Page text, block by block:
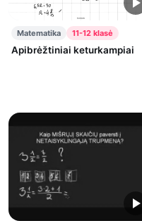
Matematika 11-12 klasė
Apibrėžtiniai keturkampiai